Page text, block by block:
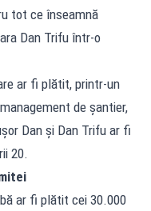
tot ce înseamnă
Dan Trifu într-o
ar fi plătit, printr-un
de șantier,
Dan și Dan Trifu ar fi
20.
ar fi plătit cei 30.000